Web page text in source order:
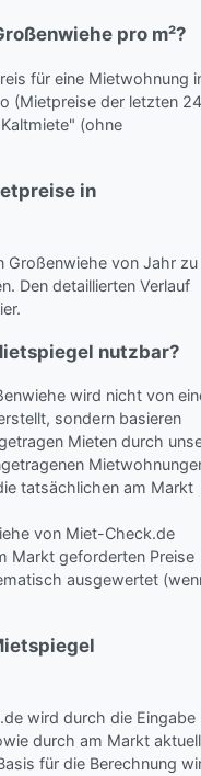
pro m²?
für eine Mietwohnung
(Mietpreise der letzten 24
(ohne
in
Großenwiehe von Jahr zu
Den detaillierten Verlauf
nutzbar?
wird nicht von
sondern basieren
Mieten durch
tatsächlichen am Markt
von Miet-Check.de
Markt geforderten Preise
ausgewertet
wird durch die Eingabe
durch am Markt aktuell
für die Berechnung